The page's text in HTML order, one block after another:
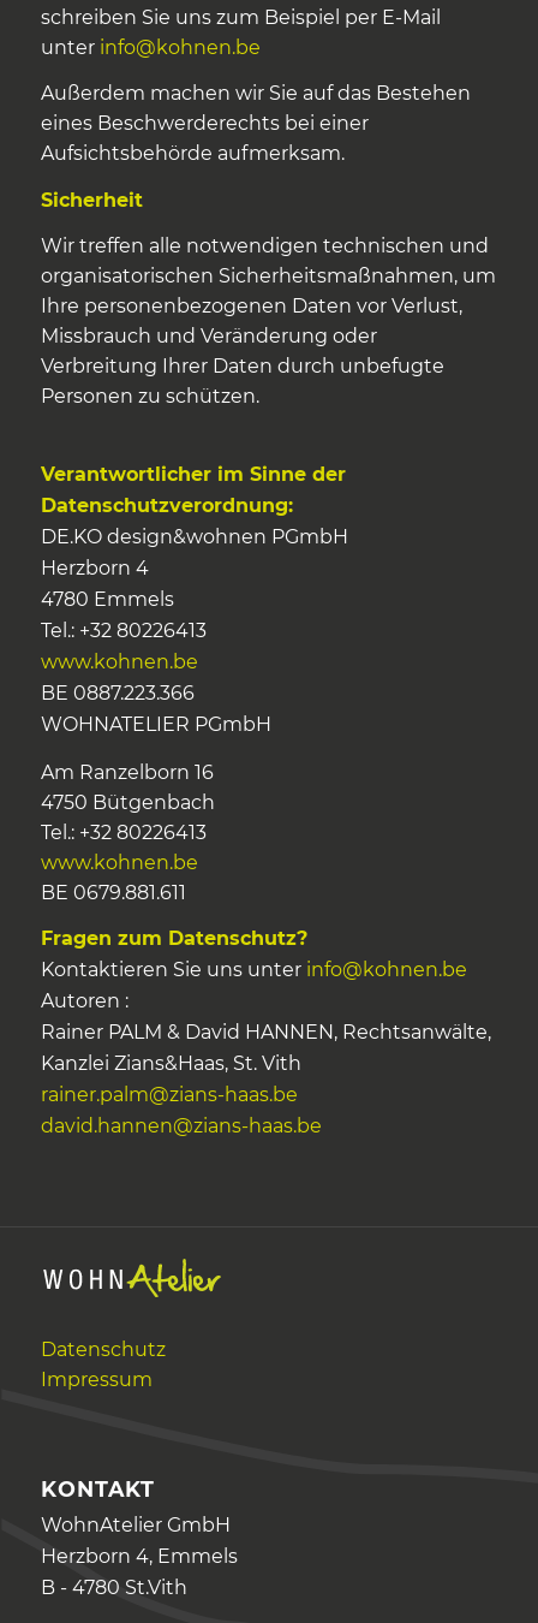
schreiben Sie uns zum Beispiel per E-Mail
unter info@kohnen.be
Außerdem machen wir Sie auf das Bestehen
eines Beschwerderechts bei einer
Aufsichtsbehörde aufmerksam.
Sicherheit
Wir treffen alle notwendigen technischen und
organisatorischen Sicherheitsmaßnahmen, um
Ihre personenbezogenen Daten vor Verlust,
Missbrauch und Veränderung oder
Verbreitung Ihrer Daten durch unbefugte
Personen zu schützen.
Verantwortlicher im Sinne der
Datenschutzverordnung:
DE.KO design&wohnen PGmbH
Herzborn 4
4780 Emmels
Tel.: +32 80226413
www.kohnen.be
BE 0887.223.366
WOHNATELIER PGmbH
Am Ranzelborn 16
4750 Bütgenbach
Tel.: +32 80226413
www.kohnen.be
BE 0679.881.611
Fragen zum Datenschutz?
Kontaktieren Sie uns unter info@kohnen.be
Autoren :
Rainer PALM & David HANNEN, Rechtsanwälte,
Kanzlei Zians&Haas, St. Vith
rainer.palm@zians-haas.be
david.hannen@zians-haas.be
Datenschutz
Impressum
KONTAKT
WohnAtelier GmbH
Herzborn 4, Emmels
B - 4780 St.Vith